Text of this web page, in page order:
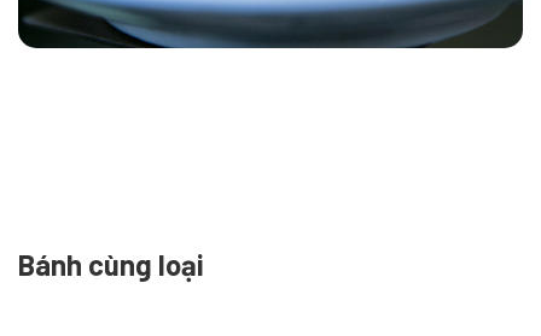
Bánh cùng loại